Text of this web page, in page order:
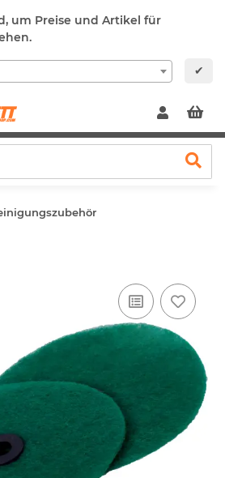
um Preise und Artikel für
✔